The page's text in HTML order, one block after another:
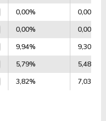
a Empresa
VP de 1,05 e nos
não pagou dividendos.
através do
0,00%
0,00%
0,00%
0,00%
9,94%
9,30%
5,79%
5,48%
3,82% 7,03%